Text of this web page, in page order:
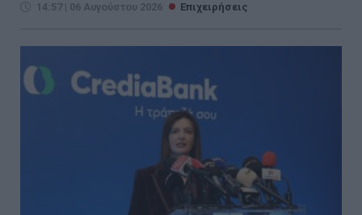
14:57 | 06 Αυγούστου 2026 Επιχειρήσεις